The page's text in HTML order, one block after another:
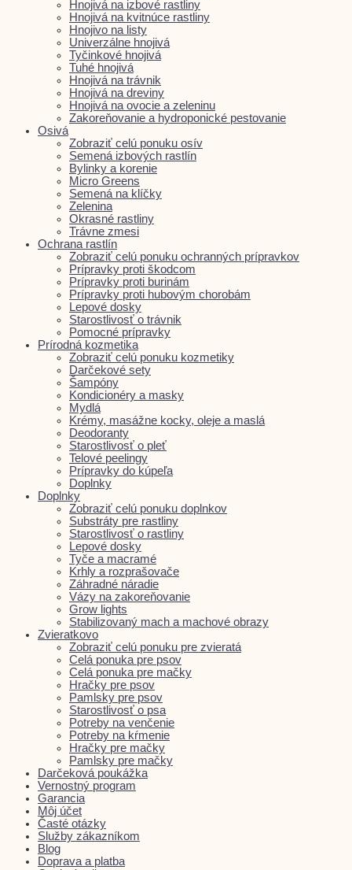
Hnojivá na izbové rastliny
Hnojivá na kvitnúce rastliny
Hnojivo na listy
Univerzálne hnojivá
Tyčinkové hnojivá
Tuhé hnojivá
Hnojivá na trávnik
Hnojivá na dreviny
Hnojivá na ovocie a zeleninu
Zakoreňovanie a hydroponické pestovanie
Osivá
Zobraziť celú ponuku osív
Semená izbových rastlín
Bylinky a korenie
Micro Greens
Semená na klíčky
Zelenina
Okrasné rastliny
Trávne zmesi
Ochrana rastlín
Zobraziť celú ponuku ochranných prípravkov
Prípravky proti škodcom
Prípravky proti burinám
Prípravky proti hubovým chorobám
Lepové dosky
Starostlivosť o trávnik
Pomocné prípravky
Prírodná kozmetika
Zobraziť celú ponuku kozmetiky
Darčekové sety
Šampóny
Kondicionéry a masky
Mydlá
Krémy, masážne kocky, oleje a maslá
Deodoranty
Starostlivosť o pleť
Telové peelingy
Prípravky do kúpeľa
Doplnky
Doplnky
Zobraziť celú ponuku doplnkov
Substráty pre rastliny
Starostlivosť o rastliny
Lepové dosky
Tyče a macramé
Krhly a rozprašovače
Záhradné náradie
Vázy na zakoreňovanie
Grow lights
Stabilizovaný mach a machové obrazy
Zvieratkovo
Zobraziť celú ponuku pre zvieratá
Celá ponuka pre psov
Celá ponuka pre mačky
Hračky pre psov
Pamlsky pre psov
Starostlivosť o psa
Potreby na venčenie
Potreby na kŕmenie
Hračky pre mačky
Pamlsky pre mačky
Darčeková poukážka
Vernostný program
Garancia
Môj účet
Časté otázky
Služby zákazníkom
Blog
Doprava a platba